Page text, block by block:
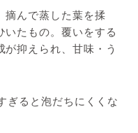
摘んで蒸した葉を揉
いたもの。覆いをする
が抑えられ、甘味・う
ぎると泡だちにくくな